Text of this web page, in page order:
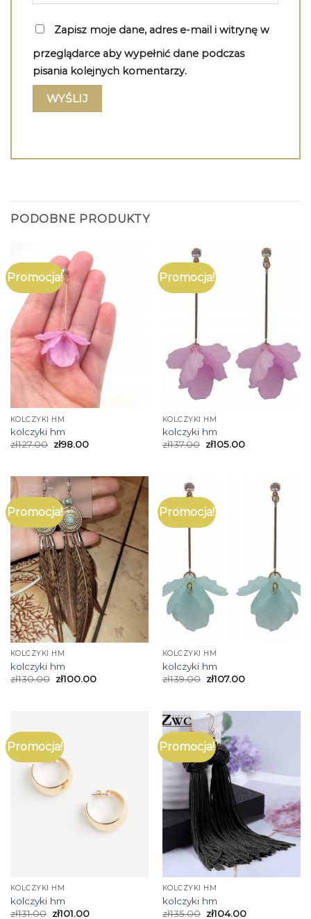
Zapisz moje dane, adres e-mail i witrynę w
przeglądarce aby wypełnić dane podczas
pisania kolejnych komentarzy.
PODOBNE PRODUKTY
Promocja!
KOLCZYKI HM
kolczyki hm
zł127.00 zł98.00
Promocja!
KOLCZYKI HM
kolczyki hm
zł137.00 zł105.00
Promocja!
KOLCZYKI HM
kolczyki hm
zł130.00 zł100.00
Promocja!
KOLCZYKI HM
kolczyki hm
zł139.00 zł107.00
Promocja!
KOLCZYKI HM
kolczyki hm
zł131.00 zł101.00
Promocja!
KOLCZYKI HM
kolczyki hm
zł135.00 zł104.00